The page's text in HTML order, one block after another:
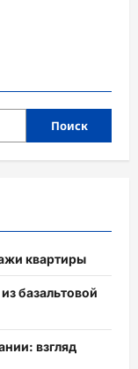
Поиск
квартиры
базальтовой
взгляд